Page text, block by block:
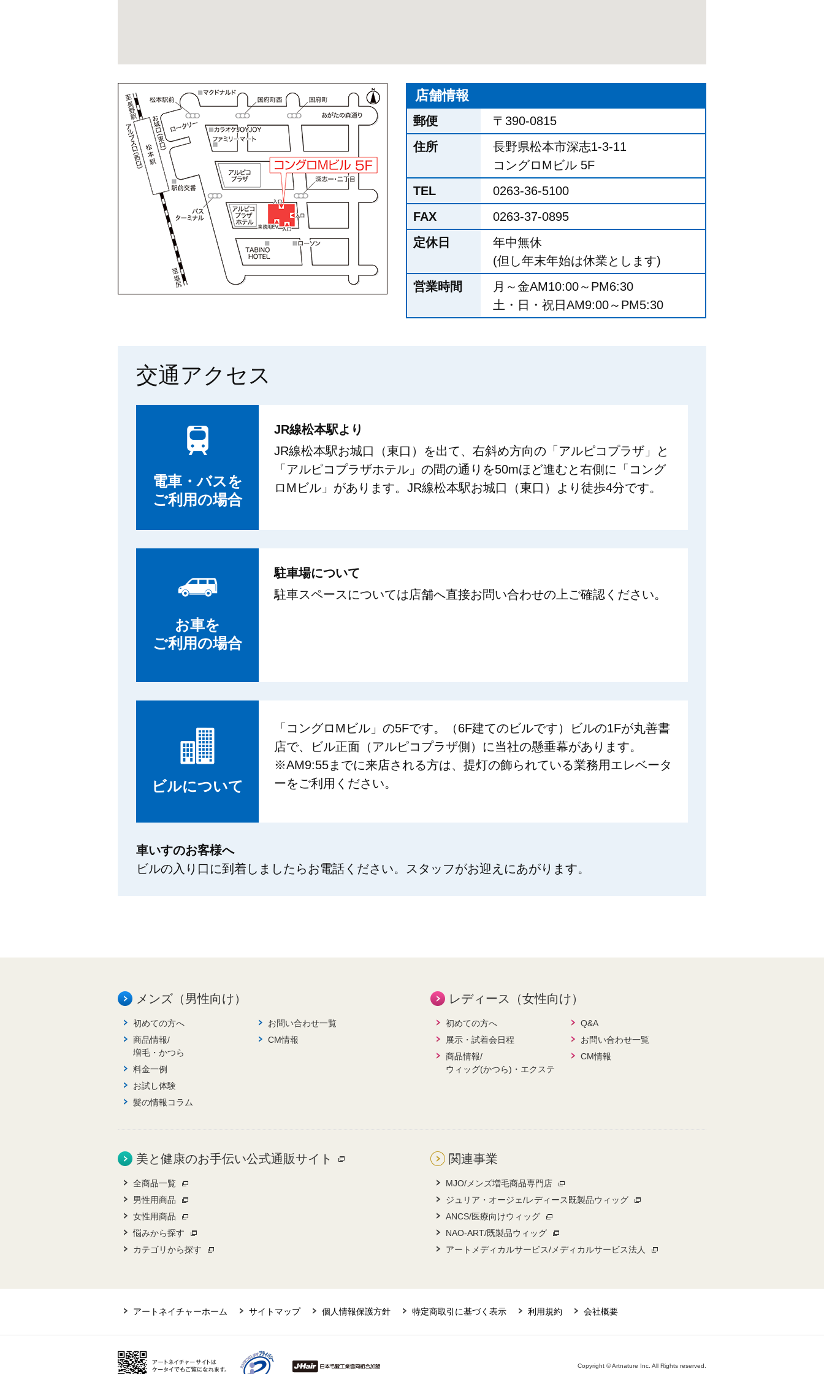
店舗情報
郵便
〒390-0815
住所
長野県松本市深志1-3-11
コングロMビル 5F
TEL
0263-36-5100
FAX
0263-37-0895
定休日
年中無休
(但し年末年始は休業とします)
営業時間
月～金AM10:00～PM6:30
土・日・祝日AM9:00～PM5:30
交通アクセス
電車・バスを
ご利用の場合
JR線松本駅より
JR線松本駅お城口（東口）を出て、右斜め方向の「アルピコプラザ」と
「アルピコプラザホテル」の間の通りを50mほど進むと右側に「コング
ロMビル」があります。JR線松本駅お城口（東口）より徒歩4分です。
お車を
ご利用の場合
駐車場について
駐車スペースについては店舗へ直接お問い合わせの上ご確認ください。
ビルについて
「コングロMビル」の5Fです。（6F建てのビルです）ビルの1Fが丸善書
店で、ビル正面（アルピコプラザ側）に当社の懸垂幕があります。
※AM9:55までに来店される方は、提灯の飾られている業務用エレベータ
ーをご利用ください。
車いすのお客様へ
ビルの入り口に到着しましたらお電話ください。スタッフがお迎えにあがります。
メンズ（男性向け）
初めての方へ
商品情報/
増毛・かつら
料金一例
お試し体験
髪の情報コラム
お問い合わせ一覧
CM情報
レディース（女性向け）
初めての方へ
展示・試着会日程
商品情報/
ウィッグ(かつら)・エクステ
Q&A
お問い合わせ一覧
CM情報
美と健康のお手伝い公式通販サイト
全商品一覧
男性用商品
女性用商品
悩みから探す
カテゴリから探す
関連事業
MJO/メンズ増毛商品専門店
ジュリア・オージェ/レディース既製品ウィッグ
ANCS/医療向けウィッグ
NAO-ART/既製品ウィッグ
アートメディカルサービス/メディカルサービス法人
アートネイチャーホーム サイトマップ 個人情報保護方針 特定商取引に基づく表示 利用規約 会社概要
Copyright © Artnature Inc. All Rights reserved.